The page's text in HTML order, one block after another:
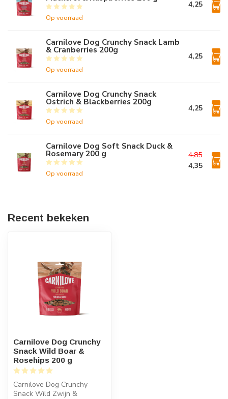
Op voorraad
4,25
Carnilove Dog Crunchy Snack Lamb
& Cranberries 200g
Op voorraad
4,25
Carnilove Dog Crunchy Snack
Ostrich & Blackberries 200g
Op voorraad
4,25
Carnilove Dog Soft Snack Duck &
Rosemary 200 g
Op voorraad
4,85
4,35
Recent bekeken
Carnilove Dog Crunchy
Snack Wild Boar &
Rosehips 200 g
Carnilove Dog Crunchy
Snack Wild Zwijn &